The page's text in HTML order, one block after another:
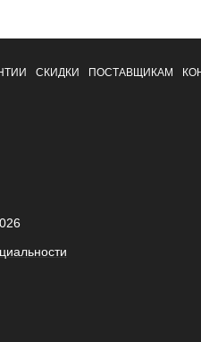
СКИДКИ ПОСТАВЩИКАМ